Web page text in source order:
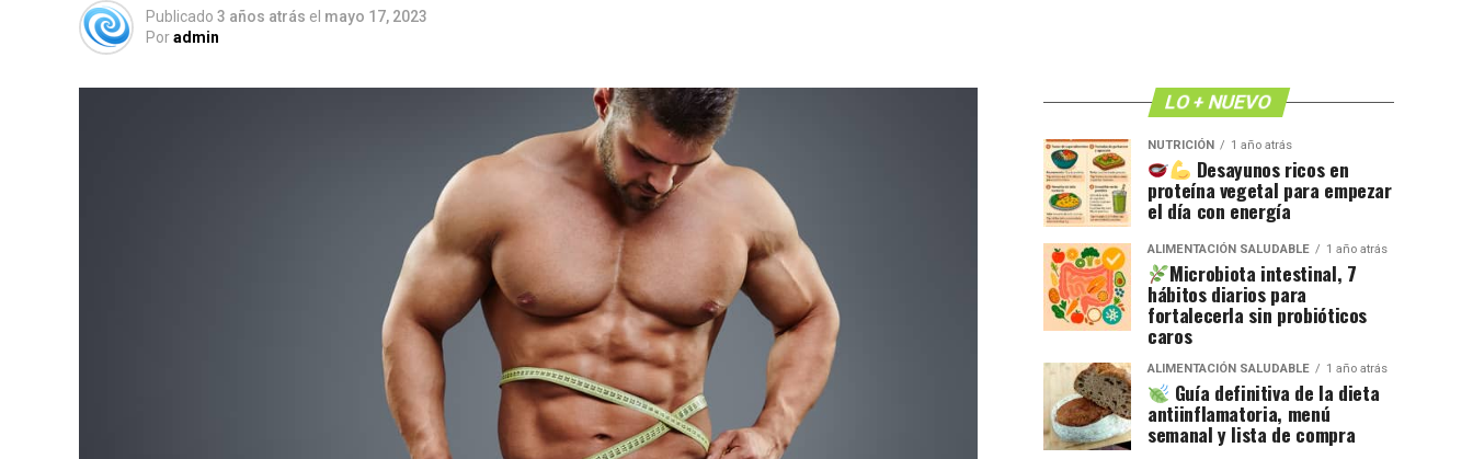
Publicado 3 años atrás el mayo 17, 2023
Poradmin
LO + NUEVO
NUTRICIÓN 1 año atrás
Desayunos ricos en
proteína vegetal para empezar
el día con energía
ALIMENTACIÓN SALUDABLE 1 año atrás
Microbiota intestinal, 7
hábitos diarios para
fortalecerla sin probióticos
caros
ALIMENTACIÓN SALUDABLE 1 año atrás
Guía definitiva de la dieta
antiinflamatoria, menú
semanal y lista de compra